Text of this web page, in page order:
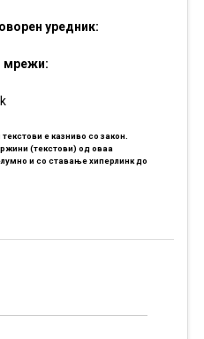
уредник:
мрежи:
е казниво со закон.
(текстови) од оваа
и со ставање хиперлинк до